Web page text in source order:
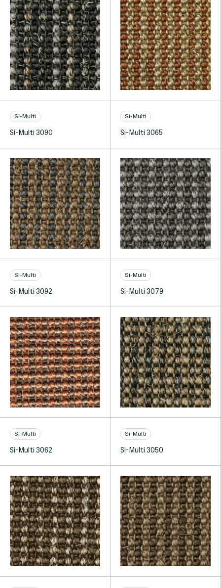
Si-Multi
Si-Multi 3090
Si-Multi
Si-Multi 3065
Si-Multi
Si-Multi 3092
Si-Multi
Si-Multi 3079
Si-Multi
Si-Multi 3062
Si-Multi
Si-Multi 3050